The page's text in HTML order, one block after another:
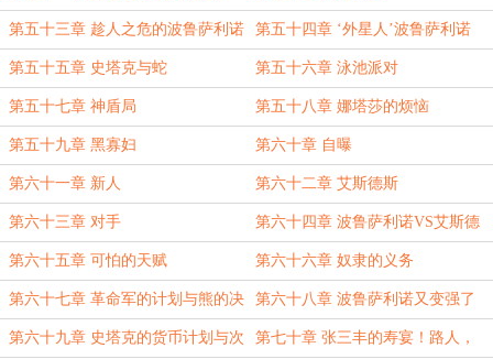
第五十三章 趁人之危的波鲁萨利诺 第五十四章 ‘外星人’波鲁萨利诺
第五十五章 史塔克与蛇 第五十六章 泳池派对
第五十七章 神盾局 第五十八章 娜塔莎的烦恼
第五十九章 黑寡妇 第六十章 自曝
第六十一章 新人 第六十二章 艾斯德斯
第六十三章 对手 第六十四章 波鲁萨利诺VS艾斯德
斯
第六十五章 可怕的天赋 第六十六章 奴隶的义务
第六十七章 革命军的计划与熊的决
意
第六十八章 波鲁萨利诺又变强了
第六十九章 史塔克的货币计划与次 第七十章 张三丰的寿宴！路人，